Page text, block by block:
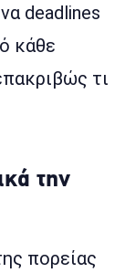
deadlines
κάθε
τι
την
πορείας